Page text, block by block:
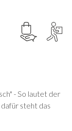
- So lautet der
dafür steht das